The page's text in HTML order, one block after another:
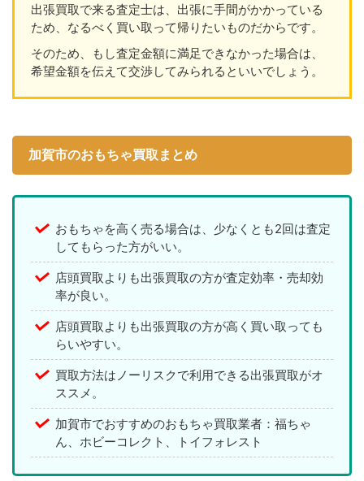
出張買取で来る査定士は、出張に手間がかかっている
ため、なるべく買い取って帰りたいものだからです。
そのため、もし査定金額に満足できなかった場合は、
希望金額を伝えて交渉してみられるといいでしょう。
加賀市のおもちゃ買取まとめ
おもちゃを高く売る場合は、少なくとも2回は査定
してもらった方がいい。
店頭買取よりも出張買取の方が査定効率・売却効
率が良い。
店頭買取よりも出張買取の方が高く買い取っても
らいやすい。
買取方法はノーリスクで利用できる出張買取がオ
ススメ。
加賀市でおすすめのおもちゃ買取業者：福ちゃ
ん、ホビーコレクト、トイフォレスト